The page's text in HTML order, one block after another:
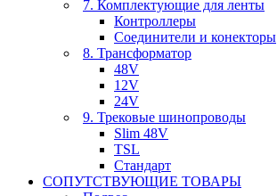
7. Комплектующие для ленты
Контроллеры
Соединители и конекторы
8. Трансформатор
48V
12V
24V
9. Трековые шинопроводы
Slim 48V
TSL
Стандарт
СОПУТСТВУЮЩИЕ ТОВАРЫ